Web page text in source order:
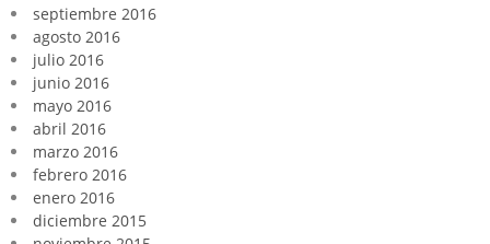
septiembre 2016
agosto 2016
julio 2016
junio 2016
mayo 2016
abril 2016
marzo 2016
febrero 2016
enero 2016
diciembre 2015